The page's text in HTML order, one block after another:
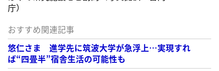
庁）
おすすめ関連記事
悠仁さま 進学先に筑波大学が急浮上…実現すれ
ば“四畳半”宿舎生活の可能性も